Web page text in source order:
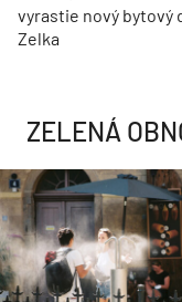
vyrastie nový bytový
Zelka
ZELENÁ